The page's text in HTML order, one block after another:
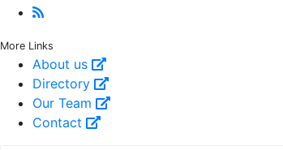
More Links
About us
Directory
Our Team
Contact